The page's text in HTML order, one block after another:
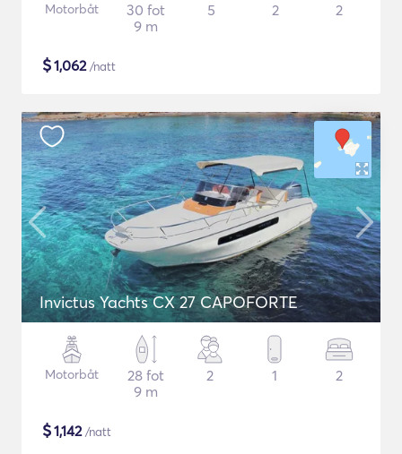
Motorbåt
30 fot
9 m
5 2 2
$1,062/natt
Invictus Yachts CX 27 CAPOFORTE
Motorbåt
28 fot
9 m
2 1 2
$1,142/natt